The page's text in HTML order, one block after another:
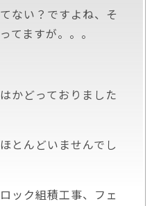
ない？ですよね、そ
てますが。。。
かどっておりました
とんどいませんでし
ック組積工事、フェ